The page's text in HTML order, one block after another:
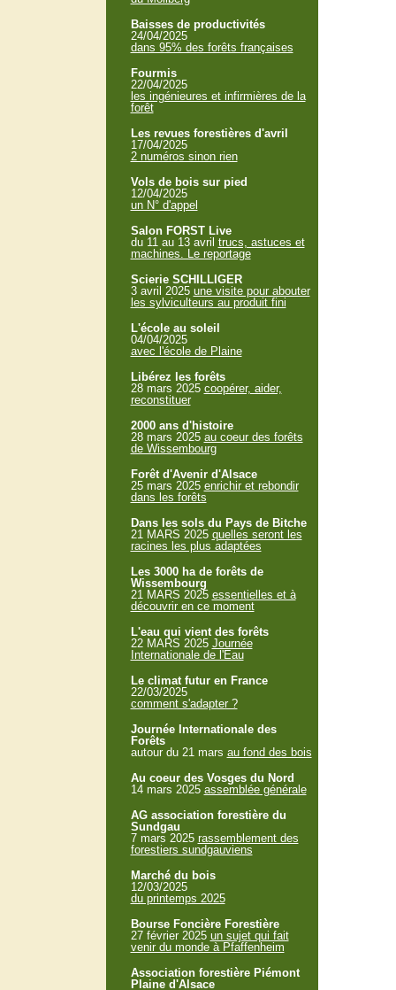
Baisses de productivités
24/04/2025
dans 95% des forêts françaises
Fourmis
22/04/2025
les ingénieures et infirmières de la
forêt
Les revues forestières d'avril
17/04/2025
2 numéros sinon rien
Vols de bois sur pied
12/04/2025
un N° d'appel
Salon FORST Live
du 11 au 13 avril trucs, astuces et
machines. Le reportage
Scierie SCHILLIGER
3 avril 2025 une visite pour abouter
les sylviculteurs au produit fini
L'école au soleil
04/04/2025
avec l'école de Plaine
Libérez les forêts
28 mars 2025 coopérer, aider,
reconstituer
2000 ans d'histoire
28 mars 2025 au coeur des forêts
de Wissembourg
Forêt d'Avenir d'Alsace
25 mars 2025 enrichir et rebondir
dans les forêts
Dans les sols du Pays de Bitche
21 MARS 2025 quelles seront les
racines les plus adaptées
Les 3000 ha de forêts de
Wissembourg
21 MARS 2025 essentielles et à
découvrir en ce moment
L'eau qui vient des forêts
22 MARS 2025 Journée
Internationale de l'Eau
Le climat futur en France
22/03/2025
comment s'adapter ?
Journée Internationale des
Forêts
autour du 21 mars au fond des bois
Au coeur des Vosges du Nord
14 mars 2025 assemblée générale
AG association forestière du
Sundgau
7 mars 2025 rassemblement des
forestiers sundgauviens
Marché du bois
12/03/2025
du printemps 2025
Bourse Foncière Forestière
27 février 2025 un sujet qui fait
venir du monde à Pfaffenheim
Association forestière Piémont
Plaine d'Alsace